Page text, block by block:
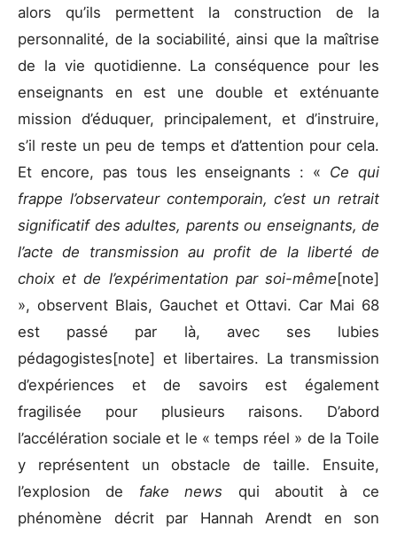
alors qu’ils permettent la construction de la
personnalité, de la sociabilité, ainsi que la maîtrise
de la vie quotidienne. La conséquence pour les
enseignants en est une double et exténuante
mission d’éduquer, principalement, et d’instruire,
s’il reste un peu de temps et d’attention pour cela.
Et encore, pas tous les enseignants : « Ce qui
frappe l’observateur contemporain, c’est un retrait
significatif des adultes, parents ou enseignants, de
l’acte de transmission au profit de la liberté de
choix et de l’expérimentation par soi-même[note]
», observent Blais, Gauchet et Ottavi. Car Mai 68
est passé par là, avec ses lubies
pédagogistes[note] et libertaires. La transmission
d’expériences et de savoirs est également
fragilisée pour plusieurs raisons. D’abord
l’accélération sociale et le « temps réel » de la Toile
y représentent un obstacle de taille. Ensuite,
l’explosion de fake news qui aboutit à ce
phénomène décrit par Hannah Arendt en son